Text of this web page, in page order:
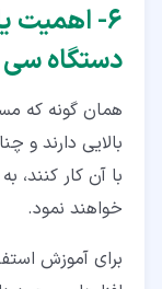
۶‏- اهمیت
دستگاه
بالایی دارند و
با آن کار
خواهند نمود.